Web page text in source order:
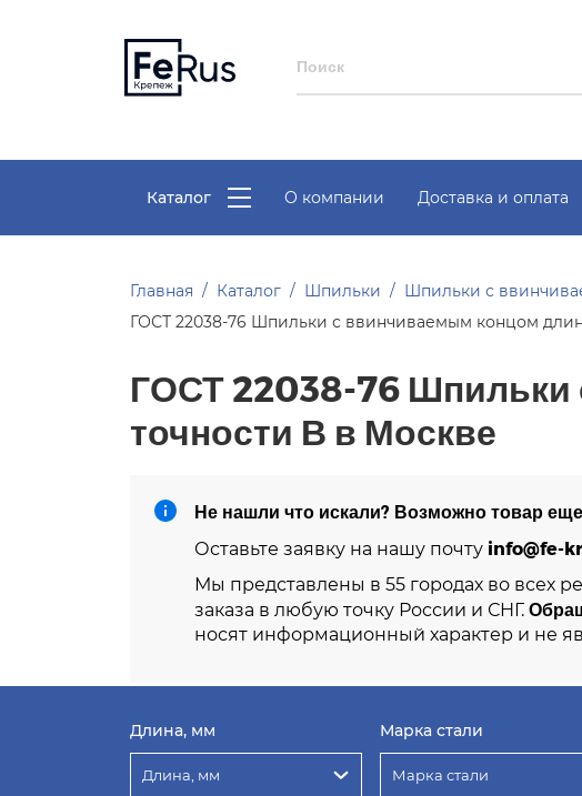
Каталог О компании Доставка и оплата
Главная Каталог Шпильки
Шпильки с
ГОСТ 22038-76 Шпильки с ввинчиваемым концом
ГОСТ 22038-76 Шпильки
точности В в Москве
Не нашли что искали? Возможно товар
Оставьте заявку на нашу почту info@fe-
Мы представлены в 55 городах во всех
заказа в любую точку России и СНГ.
носят информационный характер и не
Длина, мм
Длина, мм
Марка стали
Марка стали